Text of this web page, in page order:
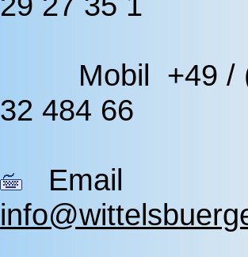
Mobil +49 /
32 484 66
Email